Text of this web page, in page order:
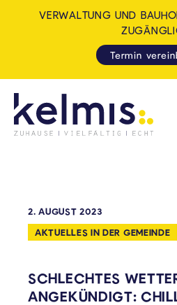
VERWALTUNG UND
Termin
2. AUGUST 2023
AKTUELLES IN DER GEMEINDE
SCHLECHTES
ANGEKÜNDIGT: